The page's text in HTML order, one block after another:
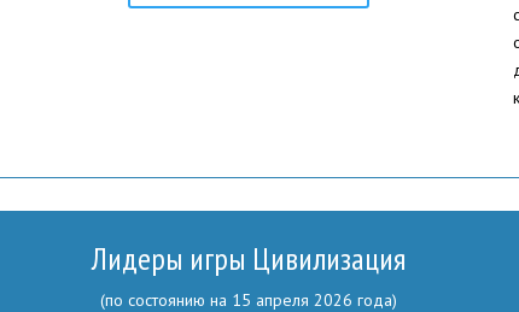
Лидеры игры Цивилизация
(по состоянию на 15 апреля 2026 года)